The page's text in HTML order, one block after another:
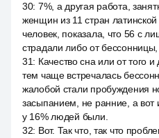
30: 7%, а другая работа,
женщин из 11 стран
человек, показала, что 56 с
страдали либо от бессонницы,
31: Качество сна или от того
тем чаще встречалась
жалобой стали пробуждения
засыпанием, не ранние, а
у 16% людей были.
32: Вот. Так что, так что